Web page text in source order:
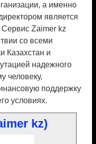
а именно
является
Zaimer kz
со всеми
Казахстан и
надежного
человеку,
поддержку
условиях.
kz)